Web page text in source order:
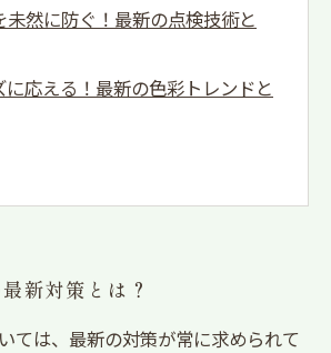
未然に防ぐ！最新の点検技術と
応える！最新の色彩トレンドと
新対策とは？
ては、最新の対策が常に求められて